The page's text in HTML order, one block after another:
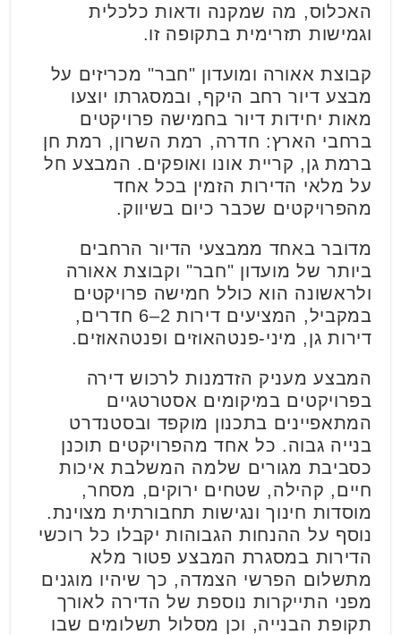
האכלוס, מה שמקנה ודאות כלכלית
וגמישות תזרימית בתקופה זו.
קבוצת אאורה ומועדון "חבר" מכריזים על
מבצע דיור רחב היקף, ובמסגרתו יוצעו
מאות יחידות דיור בחמישה פרויקטים
ברחבי הארץ: חדרה, רמת השרון, רמת חן
ברמת גן, קריית אונו ואופקים. המבצע חל
על מלאי הדירות הזמין בכל אחד
מהפרויקטים שכבר כיום בשיווק.
מדובר באחד ממבצעי הדיור הרחבים
ביותר של מועדון "חבר" וקבוצת אאורה
ולראשונה הוא כולל חמישה פרויקטים
במקביל, המציעים דירות 2–6 חדרים,
דירות גן, מיני-פנטהאוזים ופנטהאוזים.
המבצע מעניק הזדמנות לרכוש דירה
בפרויקטים במיקומים אסטרטגיים
המתאפיינים בתכנון מוקפד ובסטנדרט
בנייה גבוה. כל אחד מהפרויקטים תוכנן
כסביבת מגורים שלמה המשלבת איכות
חיים, קהילה, שטחים ירוקים, מסחר,
מוסדות חינוך ונגישות תחבורתית מצוינת.
נוסף על ההנחות הגבוהות יקבלו כל רוכשי
הדירות במסגרת המבצע פטור מלא
מתשלום הפרשי הצמדה, כך שיהיו מוגנים
מפני התייקרות נוספת של הדירה לאורך
תקופת הבנייה, וכן מסלול תשלומים שבו